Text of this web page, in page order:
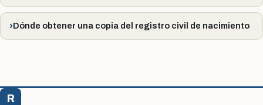
Dónde obtener una copia del registro civil de nacimiento
R